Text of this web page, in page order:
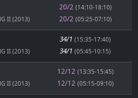
II (2013)
20/2 (14:10-18:10)
20/2 (05:25-07:10)
II (2013)
34/1 (15:35-17:40)
34/1 (05:45-10:15)
II (2013)
12/12 (13:35-15:45)
12/12 (05:15-09:10)